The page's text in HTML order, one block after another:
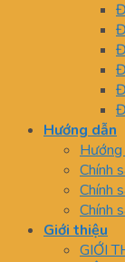
Hướng dẫn
Chính
Chính
Chính
Giới thiệu
GIỚI